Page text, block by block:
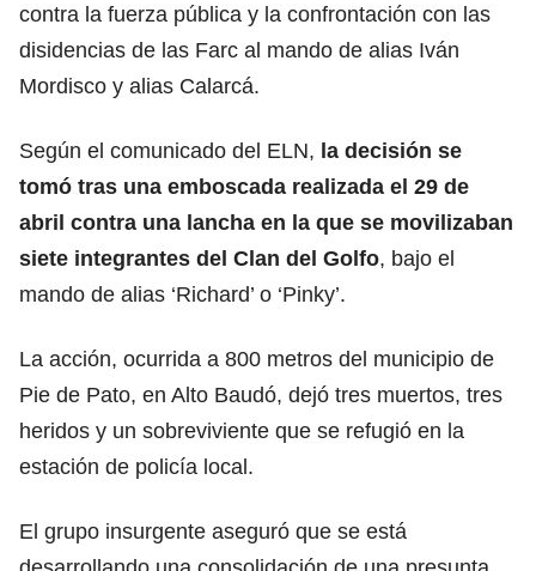
contra la fuerza pública y la confrontación con las
disidencias de las Farc al mando de alias Iván
Mordisco y alias Calarcá.
Según el comunicado del ELN, la decisión se
tomó tras una emboscada realizada el 29 de
abril contra una lancha en la que se movilizaban
siete integrantes del Clan del Golfo, bajo el
mando de alias ‘Richard’ o ‘Pinky’.
La acción, ocurrida a 800 metros del municipio de
Pie de Pato, en Alto Baudó, dejó tres muertos, tres
heridos y un sobreviviente que se refugió en la
estación de policía local.
El grupo insurgente aseguró que se está